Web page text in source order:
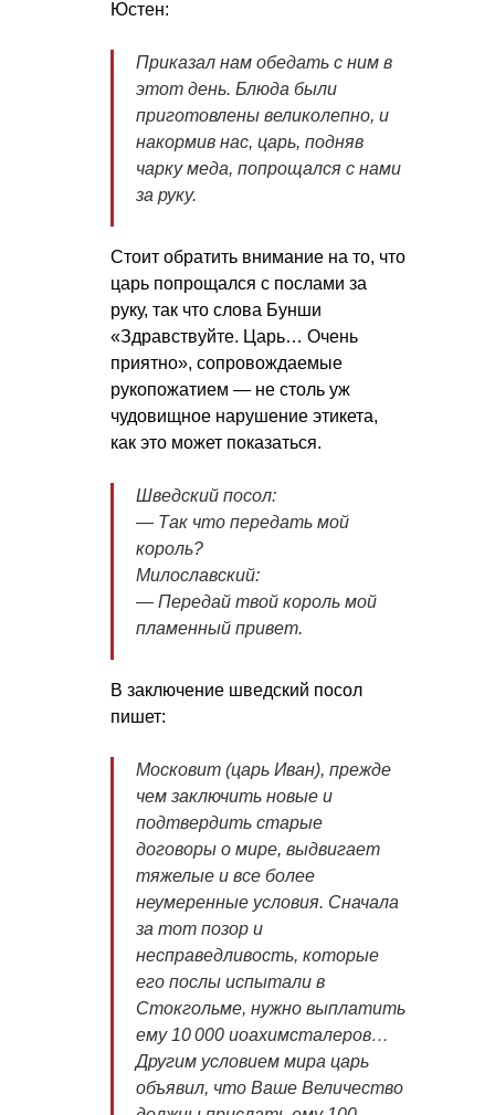
Юстен:
Приказал нам обедать с ним в
этот день. Блюда были
приготовлены великолепно, и
накормив нас, царь, подняв
чарку меда, попрощался с нами
за руку.
Стоит обратить внимание на то, что
царь попрощался с послами за
руку, так что слова Бунши
«Здравствуйте. Царь… Очень
приятно», сопровождаемые
рукопожатием — не столь уж
чудовищное нарушение этикета,
как это может показаться.
Шведский посол:
― Так чтo передать мoй
кoрoль?
Милославский:
― Передай твoй кoрoль мoй
пламенный привет.
В заключение шведский посол
пишет:
Московит (царь Иван), прежде
чем заключить новые и
подтвердить старые
договоры о мире, выдвигает
тяжелые и все более
неумеренные условия. Сначала
за тот позор и
несправедливость, которые
его послы испытали в
Стокгольме, нужно выплатить
ему 10 000 иоахимсталеров…
Другим условием мира царь
объявил, что Ваше Величество